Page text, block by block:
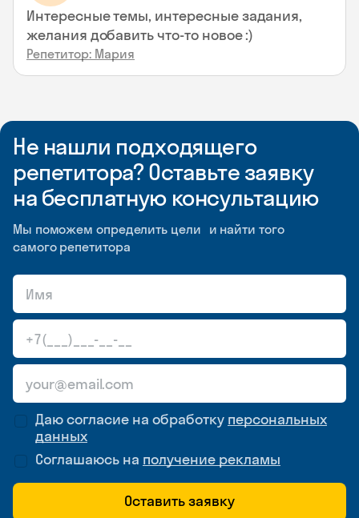
Интересные темы, интересные задания,
желания добавить что-то новое :)
Репетитор: Мария
Не нашли подходящего
репетитора? Оставьте заявку
на бесплатную консультацию
Мы поможем определить цели и найти того
самого репетитора
Даю согласие на обработку персональных
данных
Соглашаюсь на получение рекламы
Оставить заявку